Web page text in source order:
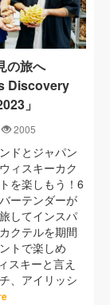
の旅へ
Discovery
」
2005
ドとジャパン
ィスキーカク
を楽しもう！6
ーテンダーが
してインスパ
クテルを期間
トで楽しめ
スキーと言え
、アイリッシ